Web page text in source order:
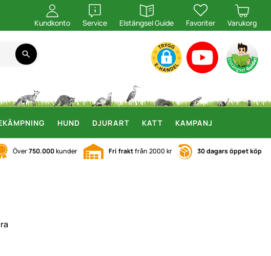
Kundkonto Service
öppna
Elstängsel Guide
öppna
Favoriter Varukorg
HUND DJURART KATT KAMPANJ
Över750.000kunder Fri fraktfrån 2000 kr 30 dagars öppet köp